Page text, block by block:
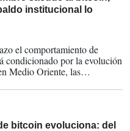
institucional lo
el comportamiento de
condicionado por la evolución
Medio Oriente, las
los mercados bursátiles.
bitcoin evoluciona: del